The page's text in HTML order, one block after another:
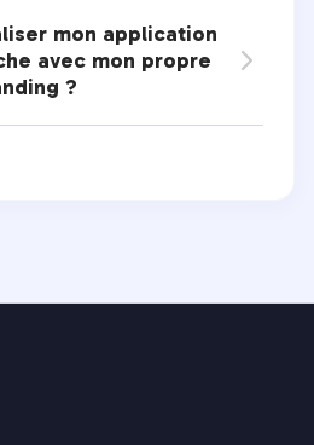
mon application
avec mon propre
?
